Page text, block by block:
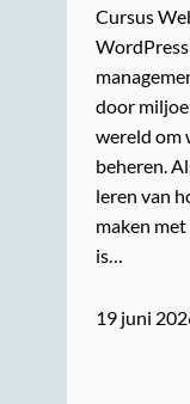
Cursus
door
wereld om
beheren.
leren van
maken
is…
19 juni